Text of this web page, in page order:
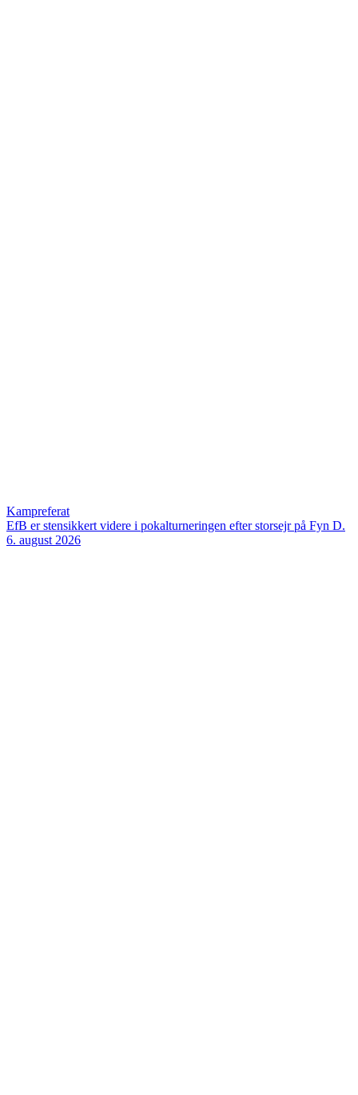
Kampreferat
EfB er stensikkert videre i pokalturneringen efter storsejr på Fyn D.
6. august 2026